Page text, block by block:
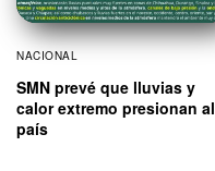
NACIONAL
SMN prevé que lluvias y
calor extremo presionan al
país